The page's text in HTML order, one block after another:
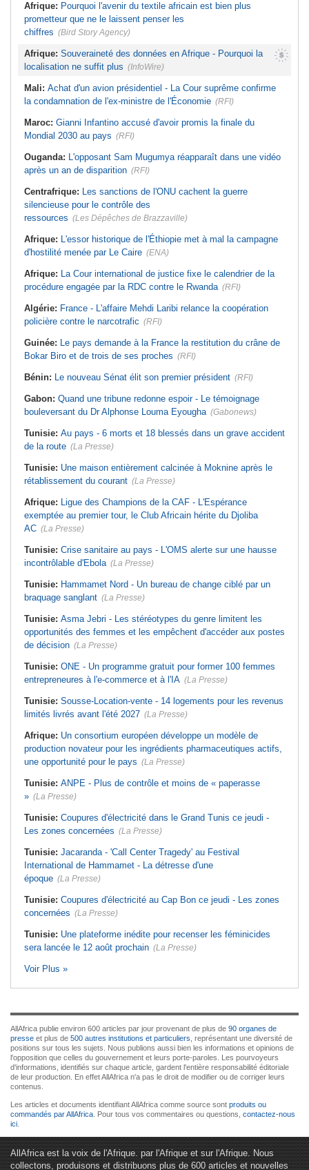
Afrique: Pourquoi l'avenir du textile africain est bien plus
prometteur que ne le laissent penser les
chiffres (Bird Story Agency)
Afrique: Souveraineté des données en Afrique - Pourquoi la
localisation ne suffit plus (InfoWire)
Mali: Achat d'un avion présidentiel - La Cour suprême confirme
la condamnation de l'ex-ministre de l'Économie (RFI)
Maroc: Gianni Infantino accusé d'avoir promis la finale du
Mondial 2030 au pays (RFI)
Ouganda: L'opposant Sam Mugumya réapparaît dans une vidéo
après un an de disparition (RFI)
Centrafrique: Les sanctions de l'ONU cachent la guerre
silencieuse pour le contrôle des
ressources (Les Dépêches de Brazzaville)
Afrique: L'essor historique de l'Éthiopie met à mal la campagne
d'hostilité menée par Le Caire (ENA)
Afrique: La Cour international de justice fixe le calendrier de la
procédure engagée par la RDC contre le Rwanda (RFI)
Algérie: France - L'affaire Mehdi Laribi relance la coopération
policière contre le narcotrafic (RFI)
Guinée: Le pays demande à la France la restitution du crâne de
Bokar Biro et de trois de ses proches (RFI)
Bénin: Le nouveau Sénat élit son premier président (RFI)
Gabon: Quand une tribune redonne espoir - Le témoignage
bouleversant du Dr Alphonse Louma Eyougha (Gabonews)
Tunisie: Au pays - 6 morts et 18 blessés dans un grave accident
de la route (La Presse)
Tunisie: Une maison entièrement calcinée à Moknine après le
rétablissement du courant (La Presse)
Afrique: Ligue des Champions de la CAF - L'Espérance
exemptée au premier tour, le Club Africain hérite du Djoliba
AC (La Presse)
Tunisie: Crise sanitaire au pays - L'OMS alerte sur une hausse
incontrôlable d'Ebola (La Presse)
Tunisie: Hammamet Nord - Un bureau de change ciblé par un
braquage sanglant (La Presse)
Tunisie: Asma Jebri - Les stéréotypes du genre limitent les
opportunités des femmes et les empêchent d'accéder aux postes
de décision (La Presse)
Tunisie: ONE - Un programme gratuit pour former 100 femmes
entrepreneures à l'e-commerce et à l'IA (La Presse)
Tunisie: Sousse-Location-vente - 14 logements pour les revenus
limités livrés avant l'été 2027 (La Presse)
Afrique: Un consortium européen développe un modèle de
production novateur pour les ingrédients pharmaceutiques actifs,
une opportunité pour le pays (La Presse)
Tunisie: ANPE - Plus de contrôle et moins de « paperasse
» (La Presse)
Tunisie: Coupures d'électricité dans le Grand Tunis ce jeudi -
Les zones concernées (La Presse)
Tunisie: Jacaranda - 'Call Center Tragedy' au Festival
International de Hammamet - La détresse d'une
époque (La Presse)
Tunisie: Coupures d'électricité au Cap Bon ce jeudi - Les zones
concernées (La Presse)
Tunisie: Une plateforme inédite pour recenser les féminicides
sera lancée le 12 août prochain (La Presse)
Voir Plus »
AllAfrica publie environ 600 articles par jour provenant de plus de 90 organes de
presse et plus de 500 autres institutions et particuliers , représentant une diversité de
positions sur tous les sujets. Nous publions aussi bien les informations et opinions de
l'opposition que celles du gouvernement et leurs porte-paroles. Les pourvoyeurs
d'informations, identifiés sur chaque article, gardent l'entière responsabilité éditoriale
de leur production. En effet AllAfrica n'a pas le droit de modifier ou de corriger leurs
contenus.
Les articles et documents identifiant AllAfrica comme source sont produits ou
commandés par AllAfrica . Pour tous vos commentaires ou questions, contactez-nous
ici
AllAfrica est la voix de l'Afrique. par l'Afrique et sur l'Afrique. Nous
collectons, produisons et distribuons plus de 600 articles et nouvelles